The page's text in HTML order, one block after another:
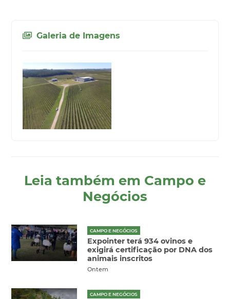
Galeria de Imagens
Leia também em Campo e
Negócios
CAMPO E NEGÓCIOS
Expointer terá 934 ovinos e
exigirá certificação por DNA dos
animais inscritos
Ontem
CAMPO E NEGÓCIOS